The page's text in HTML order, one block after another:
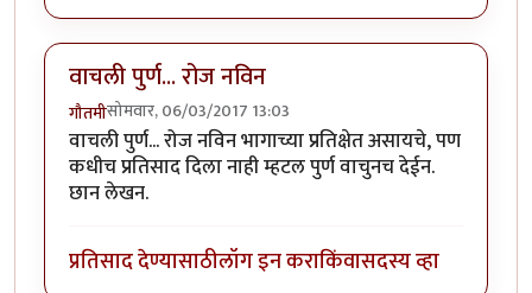
वाचली पुर्ण... रोज नविन
गौतमीसोमवार, 06/03/2017 13:03
वाचली पुर्ण... रोज नविन भागाच्या प्रतिक्षेत असायचे, पण
कधीच प्रतिसाद दिला नाही म्हटल पुर्ण वाचुनच देईन.
छान लेखन.
प्रतिसाद देण्यासाठीलॉग इन कराकिंवासदस्य व्हा